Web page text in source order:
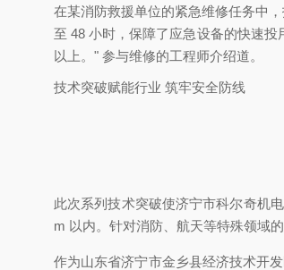
在某消防救援单位的紧急维修任务中
至 48 小时，保障了应急设备的快速
以上。" 参与维修的工程师介绍道。
技术突破赋能行业 筑牢安全防线
此次系列技术突破使济宁市科尔奇机
m 以内。针对消防、航天等特殊领域
作为山东省济宁市金乡县经济技术开